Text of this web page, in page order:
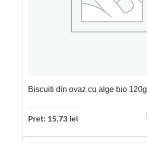
Biscuiti din ovaz cu alge bio 120g
Pret: 15,73 lei